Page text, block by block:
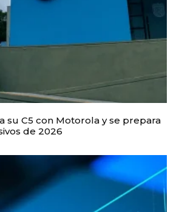
su C5 con Motorola y se prepara
de 2026